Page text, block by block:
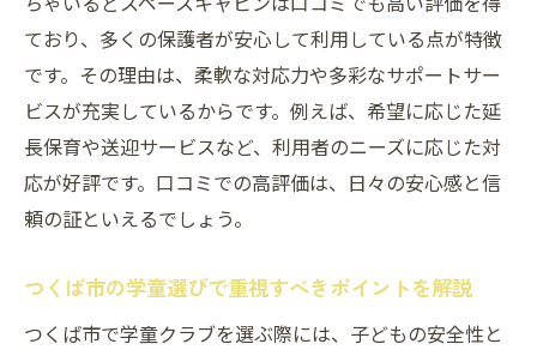
ており、多くの保護者が安心して利用している点が特徴
です。その理由は、柔軟な対応力や多彩なサポートサー
ビスが充実しているからです。例えば、希望に応じた延
長保育や送迎サービスなど、利用者のニーズに応じた対
応が好評です。口コミでの高評価は、日々の安心感と信
頼の証といえるでしょう。
つくば市の学童選びで重視すべきポイントを解説
つくば市で学童クラブを選ぶ際には、子どもの安全性と